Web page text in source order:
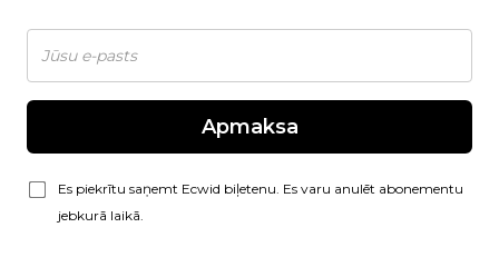
Apmaksa
Es piekrītu saņemt Ecwid biļetenu. Es varu anulēt abonementu
jebkurā laikā.